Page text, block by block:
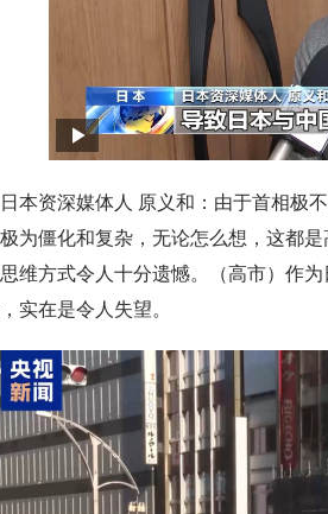
日本资深媒体人 原义和：由于首相极
为僵化和复杂，无论怎么想，这都
维方式令人十分遗憾。（高市）作
实在是令人失望。